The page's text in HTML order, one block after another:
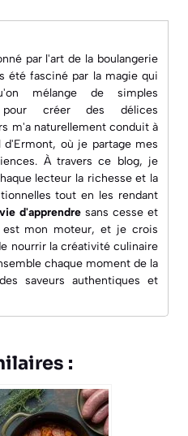
par l'art de la boulangerie
été fasciné par la magie qui
mélange de simples
pour créer des délices
m'a naturellement conduit à
d'Ermont, où je partage mes
À travers ce blog, je
lecteur la richesse et la
tout en les rendant
d'apprendresans cesse et
mon moteur, et je crois
nourrir la créativité culinaire
chaque moment de la
saveurs authentiques et
: